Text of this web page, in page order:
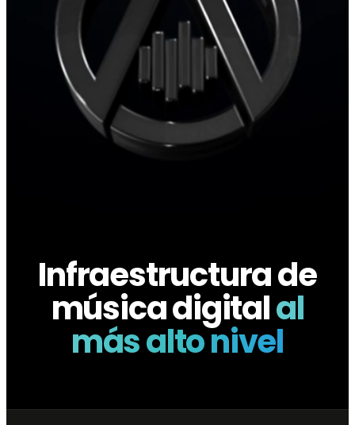
Infraestructura de
música digitalal
más alto nivel